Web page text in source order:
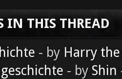
IN THIS THREAD
- by Harry
- by Shin